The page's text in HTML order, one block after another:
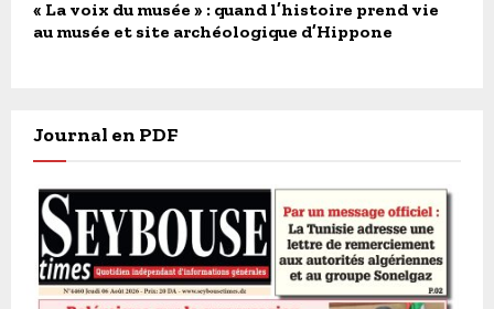
« La voix du musée » : quand l’histoire prend vie
au musée et site archéologique d’Hippone
Journal en PDF